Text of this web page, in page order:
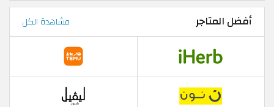
أفضل المتاجر مشاهدة الكل